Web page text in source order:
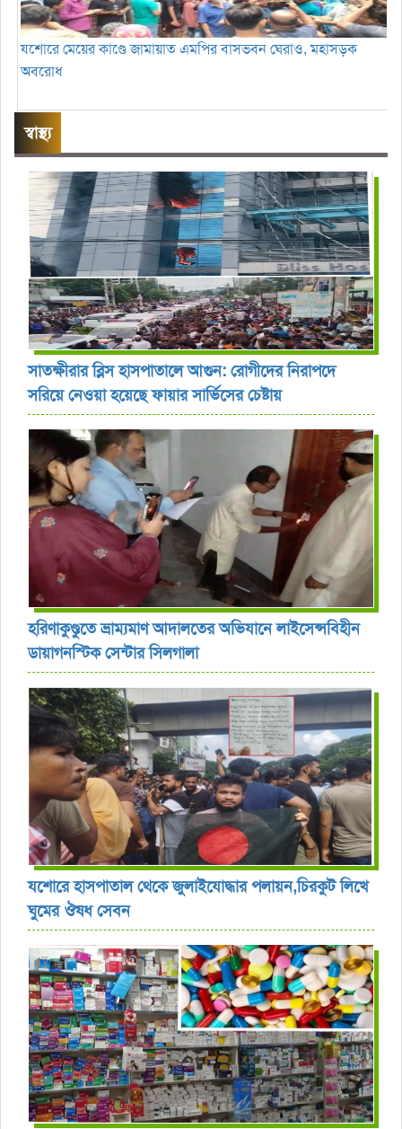
যশোরে মেয়ের কাণ্ডে জামায়াত এমপির বাসভবন ঘেরাও, মহাসড়ক
অবরোধ
স্বাস্থ্য
সাতক্ষীরার ব্লিস হাসপাতালে আগুন: রোগীদের নিরাপদে
সরিয়ে নেওয়া হয়েছে ফায়ার সার্ভিসের চেষ্টায়
হরিণাকুণ্ডুতে ভ্রাম্যমাণ আদালতের অভিযানে লাইসেন্সবিহীন
ডায়াগনস্টিক সেন্টার সিলগালা
যশোরে হাসপাতাল থেকে জুলাইযোদ্ধার পলায়ন,চিরকুট লিখে
ঘুমের ঔষধ সেবন